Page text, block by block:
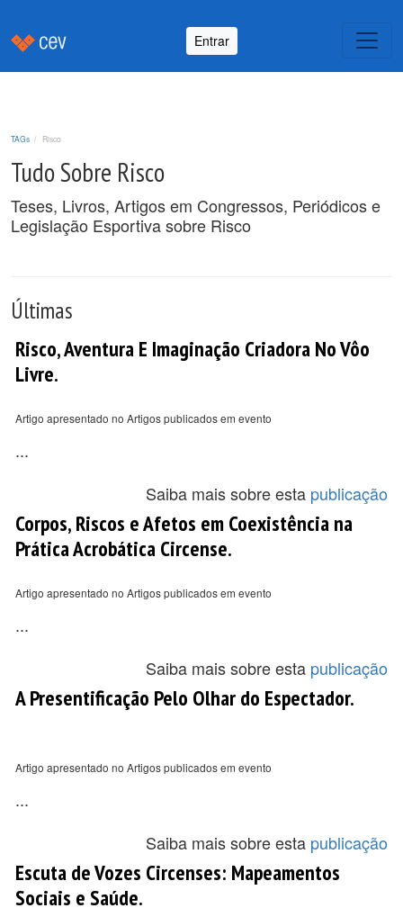
Entrar
TAGs Risco
Tudo Sobre Risco
Teses, Livros, Artigos em Congressos, Periódicos e
Legislação Esportiva sobre Risco
Últimas
Risco, Aventura E Imaginação Criadora No Vôo
Livre.
Artigo apresentado no Artigos publicados em evento
...
Saiba mais sobre esta publicação
Corpos, Riscos e Afetos em Coexistência na
Prática Acrobática Circense.
Artigo apresentado no Artigos publicados em evento
...
Saiba mais sobre esta publicação
A Presentificação Pelo Olhar do Espectador.
Artigo apresentado no Artigos publicados em evento
...
Saiba mais sobre esta publicação
Escuta de Vozes Circenses: Mapeamentos
Sociais e Saúde.